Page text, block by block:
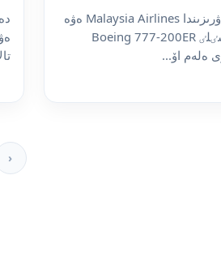
2014 جىلدىڭ 8 ناۋرىزىندا Malaysia Airlines ەۋە
كومپانيياسىنا تيەسٸلٸ Boeing 777-200ER
ەلەم اۆ...
‹